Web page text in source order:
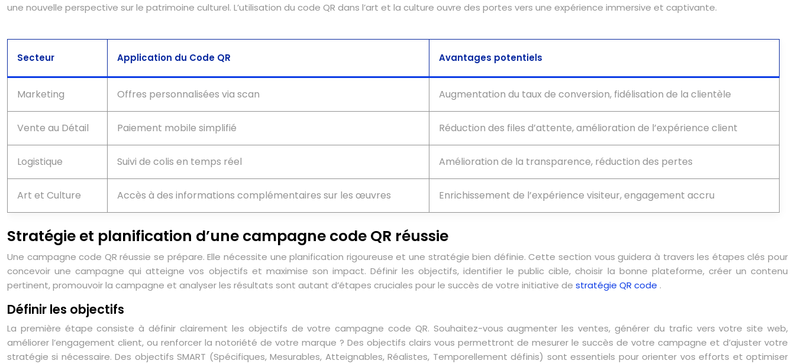
une nouvelle perspective sur le patrimoine culturel. L’utilisation du code QR dans l’art et la culture ouvre des portes vers une expérience immersive et captivante.
Secteur Application du Code QR Avantages potentiels
Marketing Offres personnalisées via scan Augmentation du taux de conversion, fidélisation de la clientèle
Vente au Détail Paiement mobile simplifié Réduction des files d’attente, amélioration de l’expérience client
Logistique Suivi de colis en temps réel Amélioration de la transparence, réduction des pertes
Art et Culture Accès à des informations complémentaires sur les œuvres Enrichissement de l’expérience visiteur, engagement accru
Stratégie et planification d’une campagne code QR réussie
Une campagne code QR réussie se prépare. Elle nécessite une planification rigoureuse et une stratégie bien définie. Cette section vous guidera à travers les étapes clés pour
concevoir une campagne qui atteigne vos objectifs et maximise son impact. Définir les objectifs, identifier le public cible, choisir la bonne plateforme, créer un contenu
pertinent, promouvoir la campagne et analyser les résultats sont autant d’étapes cruciales pour le succès de votre initiative de stratégie QR code .
Définir les objectifs
La première étape consiste à définir clairement les objectifs de votre campagne code QR. Souhaitez-vous augmenter les ventes, générer du trafic vers votre site web,
améliorer l’engagement client, ou renforcer la notoriété de votre marque ? Des objectifs clairs vous permettront de mesurer le succès de votre campagne et d’ajuster votre
stratégie si nécessaire. Des objectifs SMART (Spécifiques, Mesurables, Atteignables, Réalistes, Temporellement définis) sont essentiels pour orienter vos efforts et optimiser